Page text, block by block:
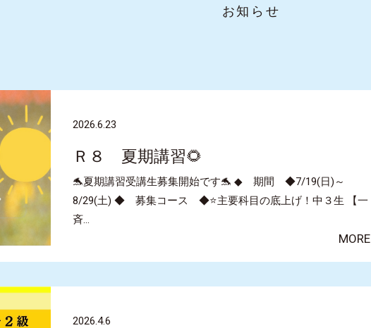
お知らせ
2026.6.23
Ｒ８ 夏期講習🌻
🐬夏期講習受講生募集開始です🐬 ◆ 期間 ◆7/19(日)～
8/29(土) ◆ 募集コース ◆⭐主要科目の底上げ！中３生 【一
斉…
MORE
2026.4.6